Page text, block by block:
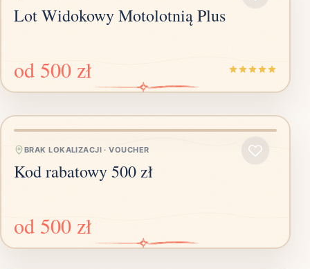
Lot Widokowy Motolotnią Plus
od 500 zł
BRAK LOKALIZACJI ·VOUCHER
Kod rabatowy 500 zł
od 500 zł